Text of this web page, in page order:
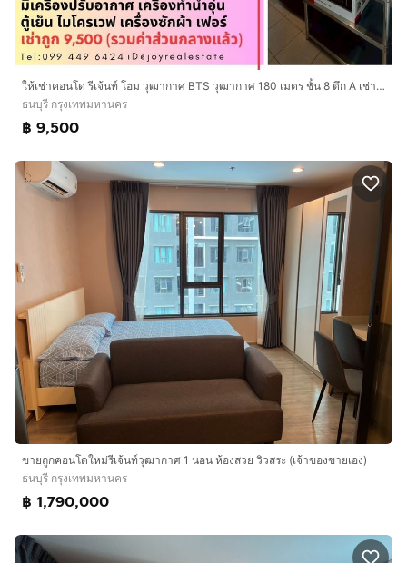
ให้เช่าคอนโด รีเจ้นท์ โฮม วุฒากาศ BTS วุฒากาศ 180 เมตร ชั้น 8 ตึก A เช่าถูก 9,500 บาท
ธนบุรี กรุงเทพมหานคร
฿ 9,500
ขายถูกคอนโดใหม่รีเจ้นท์วุฒากาศ 1 นอน ห้องสวย วิวสระ (เจ้าของขายเอง)
ธนบุรี กรุงเทพมหานคร
฿ 1,790,000